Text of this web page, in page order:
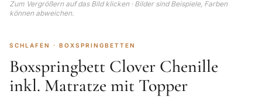
Zum Vergrößern auf das Bild klicken · Bilder sind Beispiele, Farben
können abweichen.
SCHLAFEN · BOXSPRINGBETTEN
Boxspringbett Clover Chenille
inkl. Matratze mit Topper